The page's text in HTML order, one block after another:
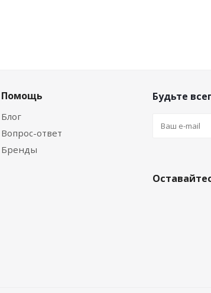
Помощь
Блог
Вопрос-ответ
Бренды
Будьте